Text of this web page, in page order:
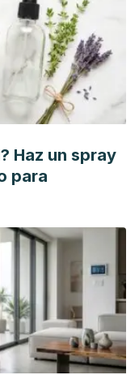
de
Ríos, R., &
antimicrobiana
Sabiduría.
M. D. J., &
corto plazo de la
enjuagues bucales
odontológica
orales:
actual.
C. L. D. C. H.
FLÚOR Y
,6(2), 4-14.
antibacteriana
Haz un spray
para